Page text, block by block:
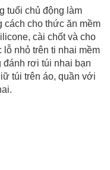
tuổi chủ động làm
cho thức ăn mềm
cài chốt và cho
lỗ nhỏ trên ti nhai mềm
đánh rơi túi nhai bạn
túi trên áo, quần với